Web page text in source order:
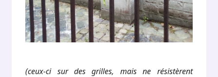
(ceux-ci sur des grilles, mais ne résistèrent